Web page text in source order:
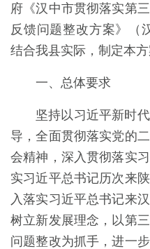
府《汉中市贯彻落实第
反馈问题整改方案》（
结合我县实际，制定本方
一、总体要求
坚持以习近平新时
导，全面贯彻落实党的
会精神，深入贯彻落实
实习近平总书记历次来
入落实习近平总书记来
树立新发展理念，以第
问题整改为抓手，进一